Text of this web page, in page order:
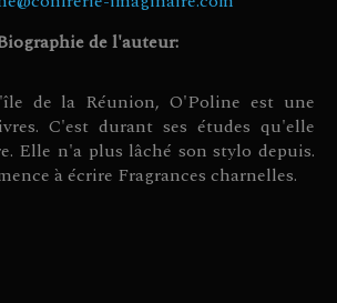
de l'auteur:
de la Réunion, O'Poline est une
C'est durant ses études qu'elle
Elle n'a plus lâché son stylo depuis.
à écrire Fragrances charnelles.